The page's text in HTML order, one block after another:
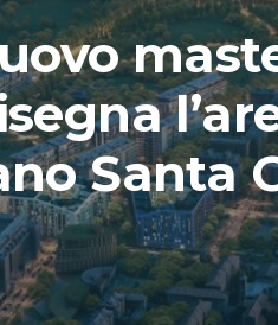
Santa
Il
terzo talk di